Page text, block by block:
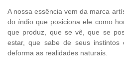
A nossa essência vem da marca
do índio que posiciona ele como
que produz, que se vê, que se
estar, que sabe de seus
deforma as realidades naturais.